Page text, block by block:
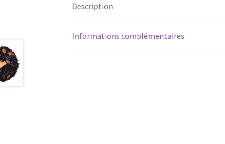
Description
Informations complémentaires